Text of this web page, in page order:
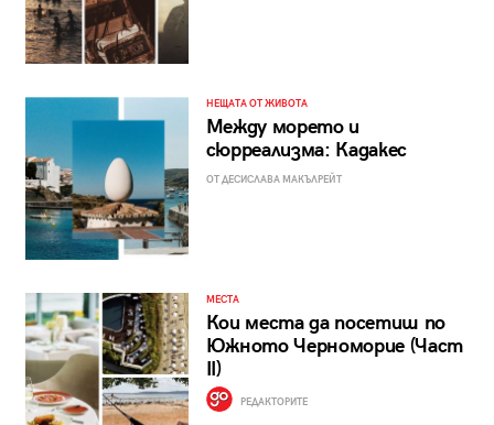
НЕЩАТА ОТ ЖИВОТА
Между морето и
сюрреализма: Кадакес
ОТ ДЕСИСЛАВА МАКЪЛРЕЙТ
МЕСТА
Кои места да посетиш по
Южното Черноморие (Част
II)
РЕДАКТОРИТЕ